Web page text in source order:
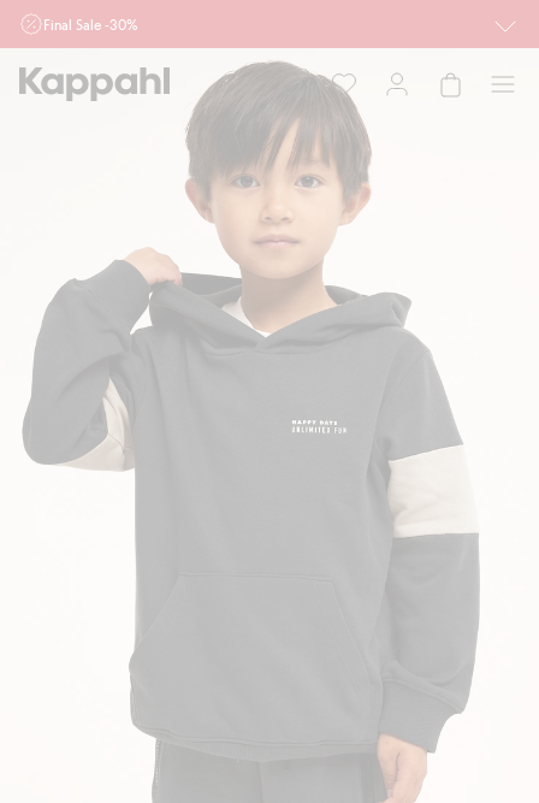
Final Sale -30%
Ważne przy zakupie min. 2 sztuk produktów włączonych w ofertę, również z
działu outlet do 10.8 w sklepach Kappahl i Newbie oraz na kappahl.com. Ofert
nie łączymy
Mężczyzna Dziecko